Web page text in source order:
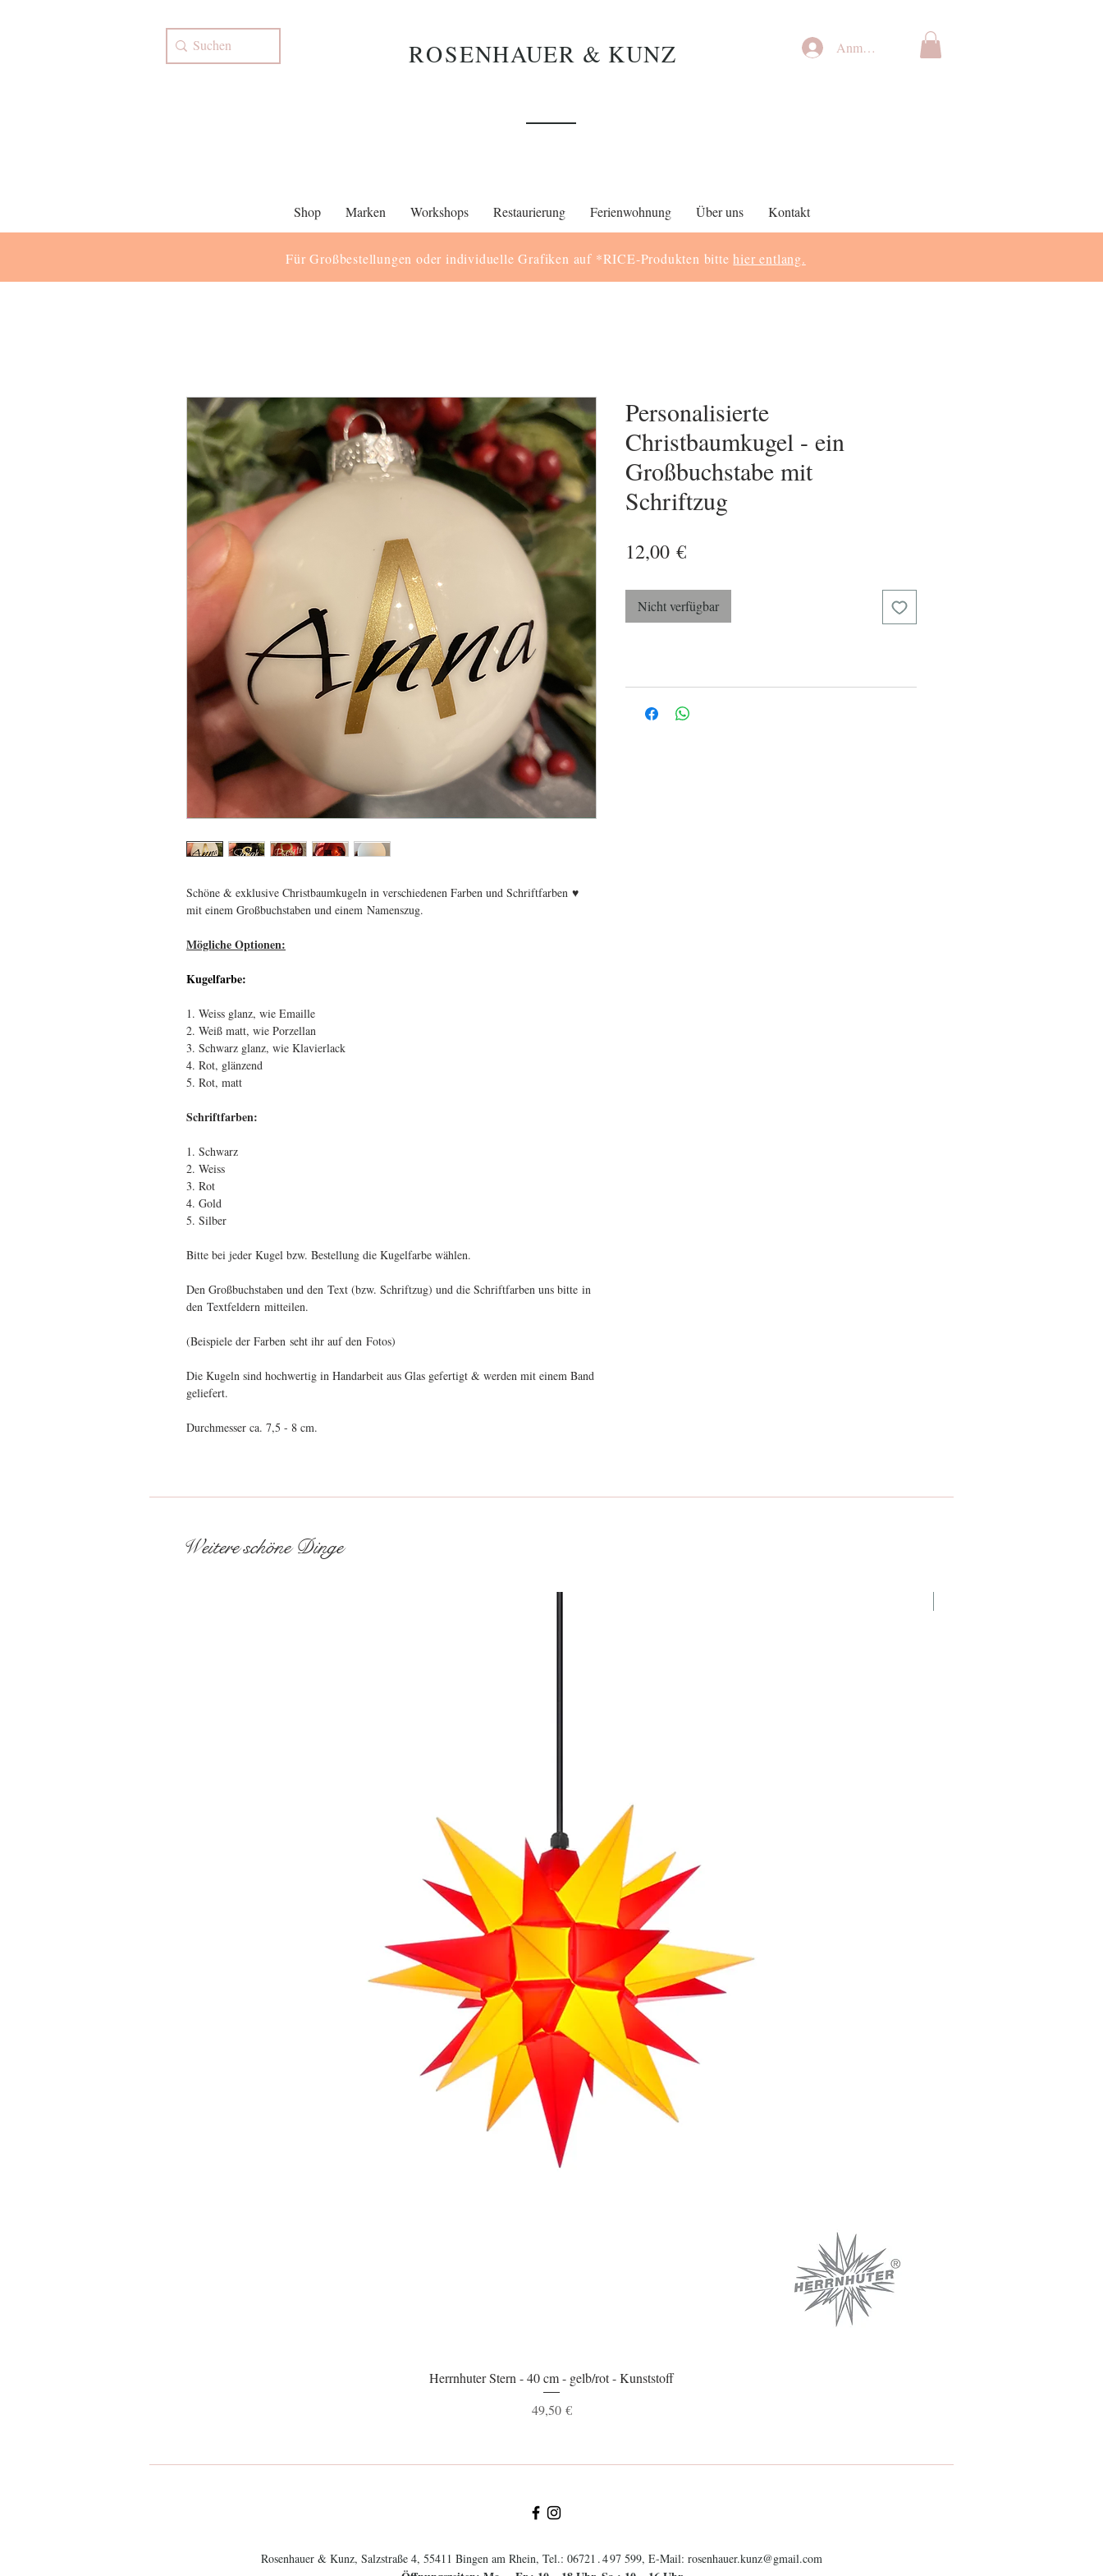
ROSENHAUER & KUNZ Anmelden
Shop Marken Workshops Restaurierung Ferienwohnung Über uns Kontakt
Für Großbestellungen oder individuelle Grafiken auf *RICE-Produkten bittehier entlang.
Schöne & exklusive Christbaumkugeln in verschiedenen Farben und Schriftfarben ♥
mit einem Großbuchstaben und einem Namenszug.
Mögliche Optionen:
Kugelfarbe:
1. Weiss glanz, wie Emaille
2. Weiß matt, wie Porzellan
3. Schwarz glanz, wie Klavierlack
4. Rot, glänzend
5. Rot, matt
Schriftfarben:
1. Schwarz
2. Weiss
3. Rot
4. Gold
5. Silber
Bitte bei jeder Kugel bzw. Bestellung die Kugelfarbe wählen.
Den Großbuchstaben und den Text (bzw. Schriftzug) und die Schriftfarben uns bitte in
den Textfeldern mitteilen.
(Beispiele der Farben seht ihr auf den Fotos)
Die Kugeln sind hochwertig in Handarbeit aus Glas gefertigt & werden mit einem Band
geliefert.
Durchmesser ca. 7,5 - 8 cm.
Personalisierte
Christbaumkugel - ein
Großbuchstabe mit
Schriftzug
12,00 €Preis
Nicht verfügbar
Weitere schöne Dinge
Schnellansicht
Herrnhuter Stern - 40 cm - gelb/rot - Kunststoff
Preis
49,50 €
Rosenhauer & Kunz, Salzstraße 4, 55411 Bingen am Rhein, Tel.: 06721.497 599, E-Mail:rosenhauer.kunz@gmail.com